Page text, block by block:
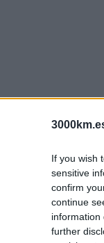
If you wish
sensitive
confirm
continue
information
further